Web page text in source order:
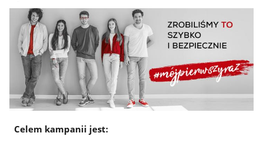
Celem kampanii jest: